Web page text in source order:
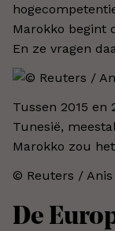
Marokko begint
En ze vragen
Tussen 2015
Tunesië,
Marokko zou
© Reuters /
De